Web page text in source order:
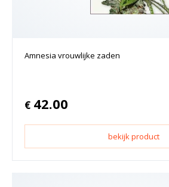
Amnesia vrouwlijke zaden
€ 42.00
bekijk product